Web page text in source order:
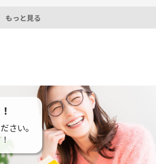
もっと見る
さい。